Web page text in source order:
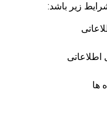
زیر باشد:
ها